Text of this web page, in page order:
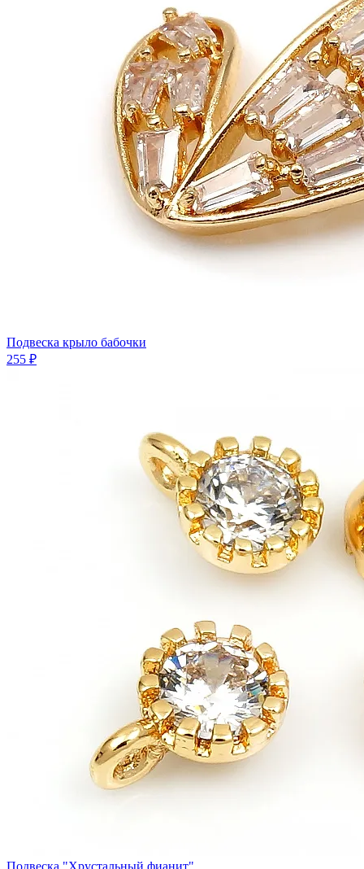
Подвеска крыло бабочки
255 ₽
Подвеска "Хрустальный фианит"